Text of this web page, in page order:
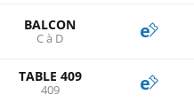
BALCON
C à D
TABLE 409
409